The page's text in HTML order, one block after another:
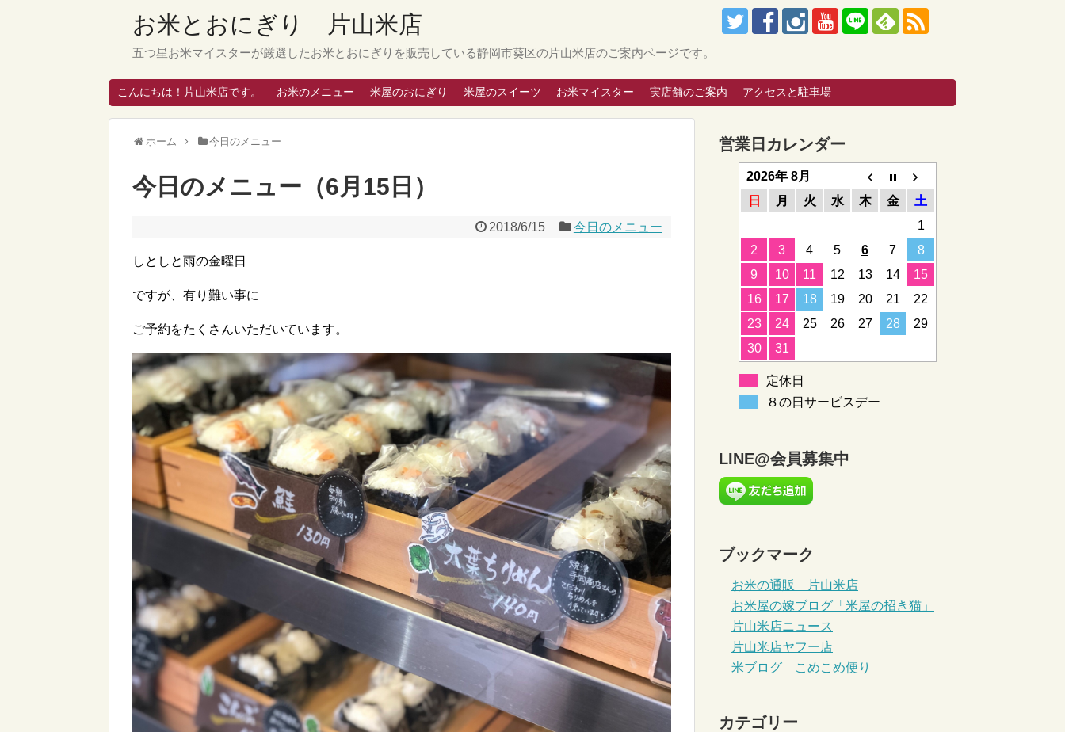
お米とおにぎり 片山米店
五つ星お米マイスターが厳選したお米とおにぎりを販売している静岡市葵区の片山米店のご案内ページです。
こんにちは！片山米店です。 お米のメニュー 米屋のおにぎり 米屋のスイーツ お米マイスター 実店舗のご案内 アクセスと駐車場
ホーム 今日のメニュー
今日のメニュー（6月15日）
2018/6/15 今日のメニュー
しとしと雨の金曜日
ですが、有り難い事に
ご予約をたくさんいただいています。
営業日カレンダー
2026年 8月
日
月 火 水 木 金
土
1
2
3 4 5 6 7
8
9
10 11 12 13 14
15
16
17 18 19 20 21
22
23
24 25 26 27 28
29
30
31
定休日
８の日サービスデー
LINE@会員募集中
ブックマーク
お米の通販 片山米店
お米屋の嫁ブログ「米屋の招き猫」
片山米店ニュース
片山米店ヤフー店
米ブログ こめこめ便り
カテゴリー